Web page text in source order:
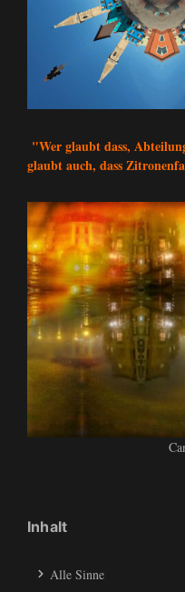
"Wer glaubt dass,
glaubt auch, dass
Inhalt
Alle Sinne